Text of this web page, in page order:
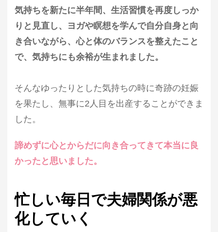
気持ちを新たに半年間、生活習慣を再度しっか
りと見直し、ヨガや瞑想を学んで自分自身と向
き合いながら、心と体のバランスを整えたこと
で、気持ちにも余裕が生まれました。
そんなゆったりとした気持ちの時に奇跡の妊娠
を果たし、無事に2人目を出産することができま
した。
諦めずに心とからだに向き合ってきて本当に良
かったと思いました。
忙しい毎日で夫婦関係が悪
化していく